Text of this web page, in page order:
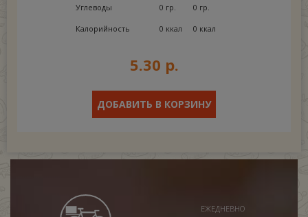
Углеводы 0 гр. 0 гр.
Калорийность 0 ккал 0 ккал
5.30 р.
ДОБАВИТЬ В КОРЗИНУ
ЕЖЕДНЕВНО